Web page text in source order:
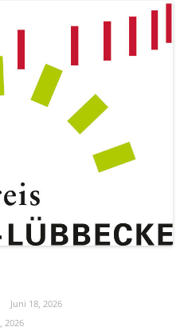
Juni 18, 2026
2026